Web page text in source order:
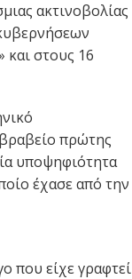
ακτινοβολίας
και στους 16
πρώτης
υποψηφιότητα
έχασε από την
που είχε γραφτεί